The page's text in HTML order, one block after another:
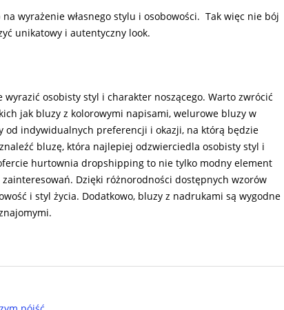
wyrażenie własnego stylu i osobowości. Tak więc nie bój
unikatowy i autentyczny look.
osobisty styl i charakter noszącego. Warto zwrócić
jak bluzy z kolorowymi napisami, welurowe bluzy w
od indywidualnych preferencji i okazji, na którą będzie
bluzę, która najlepiej odzwierciedla osobisty styl i
hurtownia dropshipping to nie tylko modny element
Dzięki różnorodności dostępnych wzorów
i styl życia. Dodatkowo, bluzy z nadrukami są wygodne